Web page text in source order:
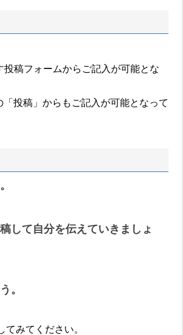
稿フォームからご記入が可能とな
投稿」からもご記入が可能となって
して自分を伝えていきましょ
。
てみてください。